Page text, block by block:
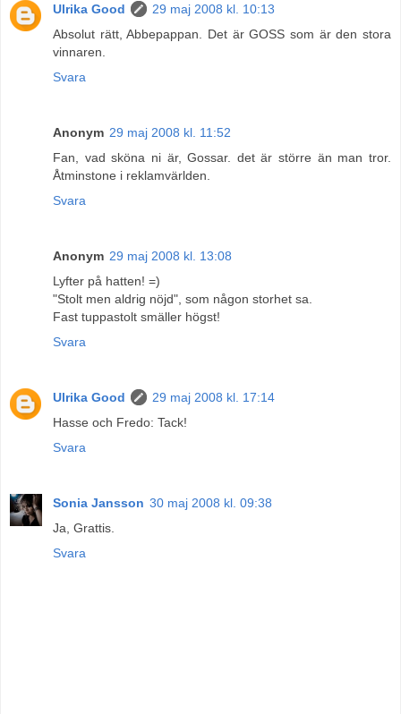
Ulrika Good
29 maj 2008 kl. 10:13
Absolut rätt, Abbepappan. Det är GOSS som är den stora
vinnaren.
Svara
Anonym 29 maj 2008 kl. 11:52
Fan, vad sköna ni är, Gossar. det är större än man tror.
Åtminstone i reklamvärlden.
Svara
Anonym 29 maj 2008 kl. 13:08
Lyfter på hatten! =)
"Stolt men aldrig nöjd", som någon storhet sa.
Fast tuppastolt smäller högst!
Svara
Ulrika Good
29 maj 2008 kl. 17:14
Hasse och Fredo: Tack!
Svara
Sonia Jansson 30 maj 2008 kl. 09:38
Ja, Grattis.
Svara